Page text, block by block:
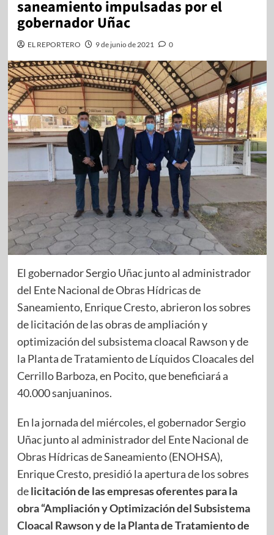
saneamiento impulsadas por el
gobernador Uñac
EL REPORTERO 9 de junio de 2021 0
El gobernador Sergio Uñac junto al administrador
del Ente Nacional de Obras Hídricas de
Saneamiento, Enrique Cresto, abrieron los sobres
de licitación de las obras de ampliación y
optimización del subsistema cloacal Rawson y de
la Planta de Tratamiento de Líquidos Cloacales del
Cerrillo Barboza, en Pocito, que beneficiará a
40.000 sanjuaninos.
En la jornada del miércoles, el gobernador Sergio
Uñac junto al administrador del Ente Nacional de
Obras Hídricas de Saneamiento (ENOHSA),
Enrique Cresto, presidió la apertura de los sobres
delicitación de las empresas oferentes para la
obra “Ampliación y Optimización del Subsistema
Cloacal Rawson y de la Planta de Tratamiento de